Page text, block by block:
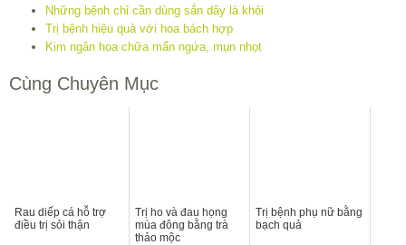
Những bệnh chỉ cần dùng sắn dây là khỏi
Trị bệnh hiệu quả với hoa bách hợp
Kim ngân hoa chữa mẩn ngứa, mụn nhọt
Cùng Chuyên Mục
Rau diếp cá hỗ trợ
điều trị sỏi thận
Trị ho và đau họng
mùa đông bằng trà
thảo mộc
Trị bệnh phụ nữ bằng
bạch quả